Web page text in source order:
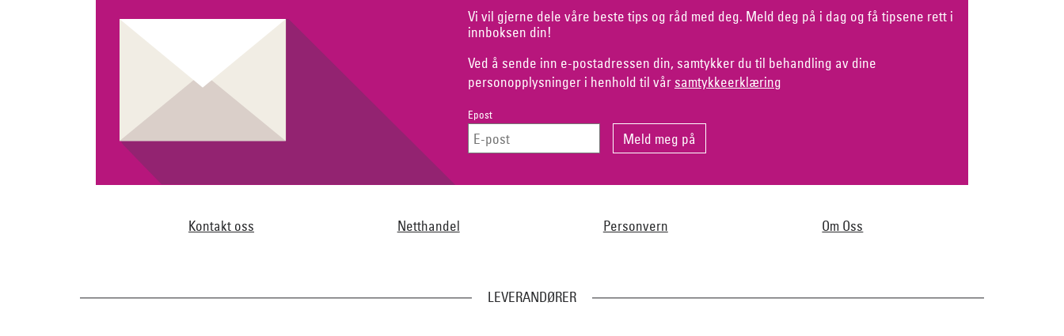
Vi vil gjerne dele våre beste tips og råd med deg. Meld deg på i dag og få tipsene rett i
innboksen din!
Ved å sende inn e-postadressen din, samtykker du til behandling av dine
personopplysninger i henhold til vår samtykkeerklæring
Epost
Kontakt oss Netthandel Personvern Om Oss
LEVERANDØRER